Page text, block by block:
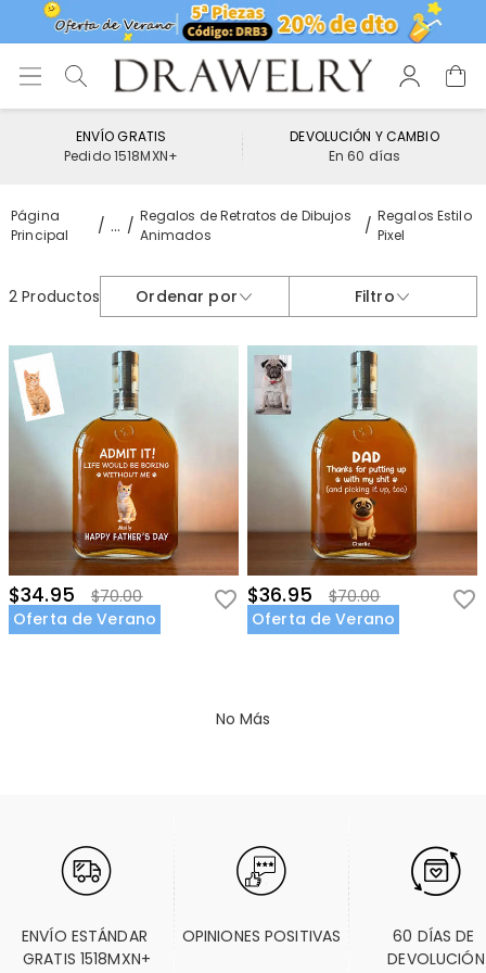
ENVÍO GRATIS
Pedido 1518MXN+
DEVOLUCIÓN Y CAMBIO
En 60 días
Página
Principal
...
Regalos de Retratos de Dibujos
Animados
Regalos Estilo
Pixel
2 Productos Ordenar por Filtro
$34.95
$70.00
Oferta de Verano
$36.95
$70.00
Oferta de Verano
No Más
ENVÍO ESTÁNDAR
GRATIS 1518MXN+
OPINIONES POSITIVAS
60 DÍAS DE
DEVOLUCIÓN